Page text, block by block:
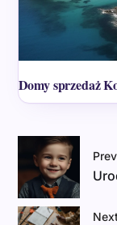
Domy sprzedaż